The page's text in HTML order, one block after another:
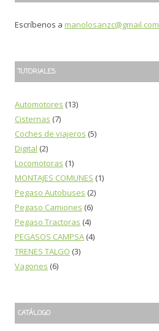
Escríbenos a manolosanzc@gmail.com
TUTORIALES
Automotores (13)
Cisternas (7)
Coches de viajeros (5)
Digital (2)
Locomotoras (1)
MONTAJES COMUNES (1)
Pegaso Autobuses (2)
Pegaso Camiones (6)
Pegaso Tractoras (4)
PEGASOS CAMPSA (4)
TRENES TALGO (3)
Vagones (6)
CATÁLOGO